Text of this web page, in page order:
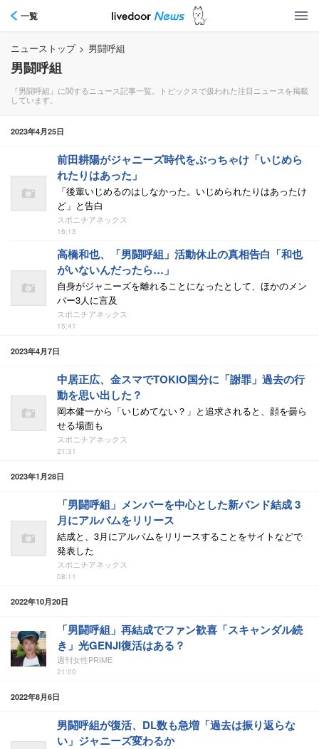
一覧
ニューストップ > 男闘呼組
男闘呼組
『男闘呼組』に関するニュース記事一覧。トピックスで扱われた注目ニュースを掲載
しています。
2023年4月25日
前田耕陽がジャニーズ時代をぶっちゃけ「いじめら
れたりはあった」
「後輩いじめるのはしなかった。いじめられたりはあったけ
ど」と告白
スポニチアネックス
16:13
高橋和也、「男闘呼組」活動休止の真相告白「和也
がいないんだったら…」
自身がジャニーズを離れることになったとして、ほかのメン
バー3人に言及
スポニチアネックス
15:41
2023年4月7日
中居正広、金スマでTOKIO国分に「謝罪」過去の行
動を思い出した？
岡本健一から「いじめてない？」と追求されると、顔を曇ら
せる場面も
スポニチアネックス
21:31
2023年1月28日
「男闘呼組」メンバーを中心とした新バンド結成 3
月にアルバムをリリース
結成と、3月にアルバムをリリースすることをサイトなどで
発表した
スポニチアネックス
08:11
2022年10月20日
「男闘呼組」再結成でファン歓喜「スキャンダル続
き」光GENJI復活はある？
週刊女性PRIME
21:00
2022年8月6日
男闘呼組が復活、DL数も急増「過去は振り返らな
い」ジャニーズ変わるか